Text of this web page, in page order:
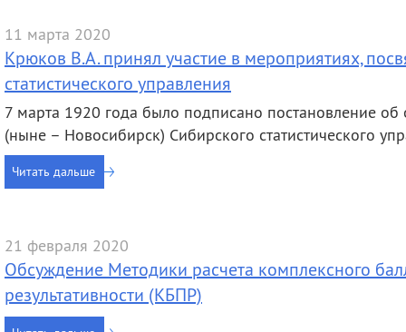
11 марта 2020
Крюков В.А. принял участие в мероприятиях,
статистического управления
7 марта 1920 года было подписано постановление об
(ныне – Новосибирск) Сибирского статистического
Читать дальше
21 февраля 2020
Обсуждение Методики расчета комплексного
результативности (КБПР)